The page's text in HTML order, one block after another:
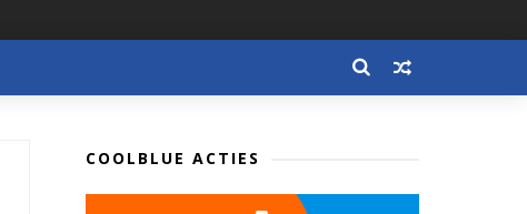
COOLBLUE ACTIES